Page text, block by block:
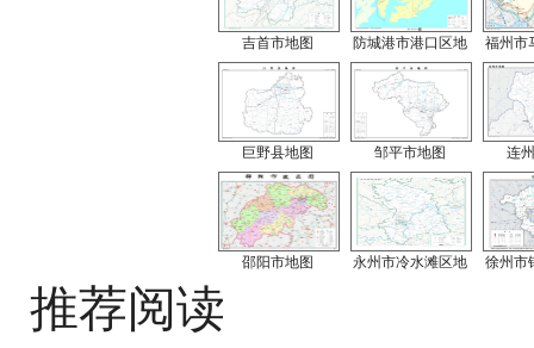
吉首市地图 防城港市港口区地 福州市
巨野县地图 邹平市地图 连
邵阳市地图 永州市冷水滩区地 徐州市
推荐阅读